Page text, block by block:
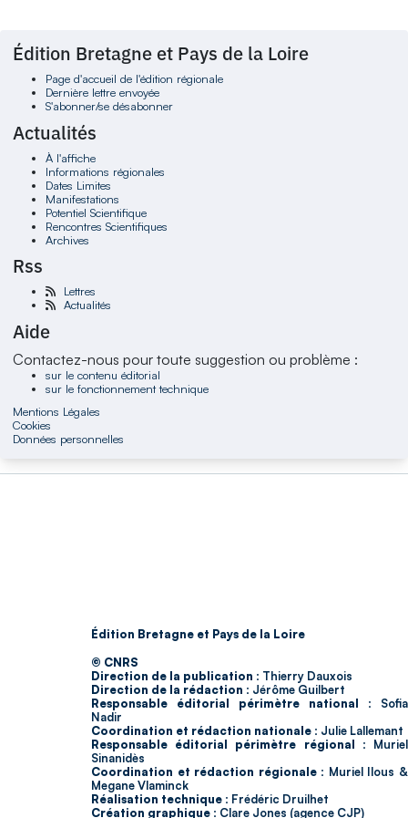
Édition Bretagne et Pays de la Loire
Page d'accueil de l'édition régionale
Dernière lettre envoyée
S'abonner/se désabonner
Actualités
À l'affiche
Informations régionales
Dates Limites
Manifestations
Potentiel Scientifique
Rencontres Scientifiques
Archives
Rss
Lettres
Actualités
Aide
Contactez-nous pour toute suggestion ou problème :
sur le contenu éditorial
sur le fonctionnement technique
Mentions Légales
Cookies
Données personnelles
Édition Bretagne et Pays de la Loire
© CNRS
Direction de la publication : Thierry Dauxois
Direction de la rédaction : Jérôme Guilbert
Responsable éditorial périmètre national : Sofia
Nadir
Coordination et rédaction nationale : Julie Lallemant
Responsable éditorial périmètre régional : Muriel
Sinanidès
Coordination et rédaction régionale : Muriel Ilous &
Megane Vlaminck
Réalisation technique : Frédéric Druilhet
Création graphique : Clare Jones (agence CJP)